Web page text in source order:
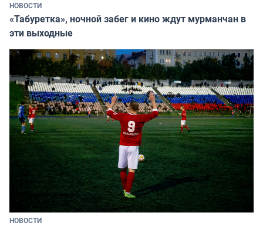
НОВОСТИ
«Табуретка», ночной забег и кино ждут мурманчан в
эти выходные
НОВОСТИ